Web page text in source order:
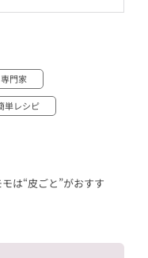
専門家
単レシピ
は“皮ごと”がおすす